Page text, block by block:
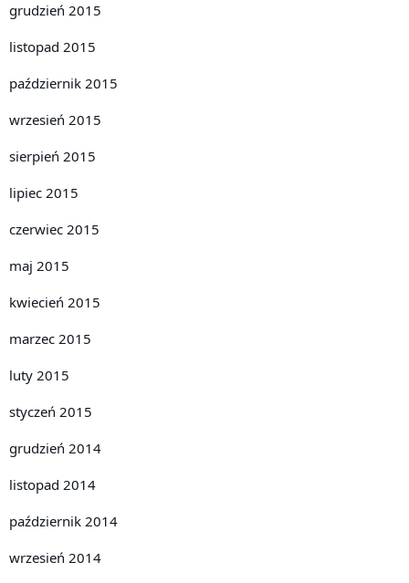
grudzień 2015
listopad 2015
październik 2015
wrzesień 2015
sierpień 2015
lipiec 2015
czerwiec 2015
maj 2015
kwiecień 2015
marzec 2015
luty 2015
styczeń 2015
grudzień 2014
listopad 2014
październik 2014
wrzesień 2014